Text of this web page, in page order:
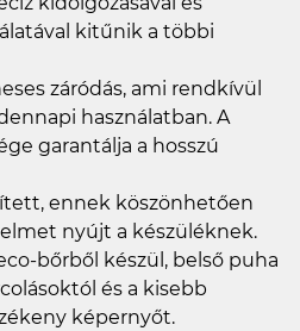
kitűnik a többi
záródás, ami rendkívül
használatban. A
garantálja a hosszú
ennek köszönhetően
nyújt a készüléknek.
bőrből készül, belső puha
és a kisebb
képernyőt.